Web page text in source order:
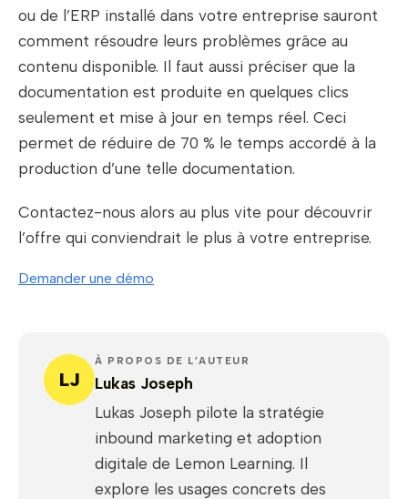
ou de l’ERP installé dans votre entreprise sauront
comment résoudre leurs problèmes grâce au
contenu disponible. Il faut aussi préciser que la
documentation est produite en quelques clics
seulement et mise à jour en temps réel. Ceci
permet de réduire de 70 % le temps accordé à la
production d’une telle documentation.
Contactez-nous alors au plus vite pour découvrir
l’offre qui conviendrait le plus à votre entreprise.
Demander une démo
LJ
À PROPOS DE L’AUTEUR
Lukas Joseph
Lukas Joseph pilote la stratégie
inbound marketing et adoption
digitale de Lemon Learning. Il
explore les usages concrets des